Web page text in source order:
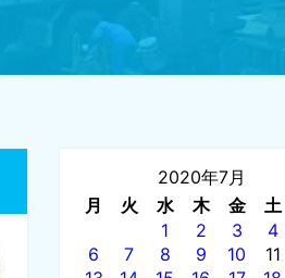
2020年7月
月
火 水 木 金 土
1
2 3 4
6
7 8 9 10 11